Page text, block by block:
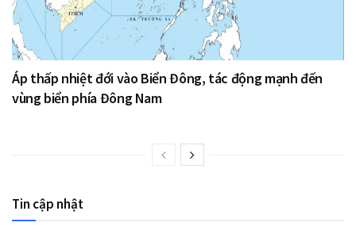
Áp thấp nhiệt đới vào Biển Đông, tác động mạnh đến
vùng biển phía Đông Nam
Tin cập nhật